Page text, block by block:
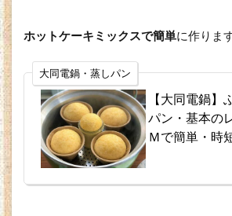
ホットケーキミックスで簡単に作りま
大同電鍋・蒸しパン
【大同電鍋】
パン・基本の
Ｍで簡単・時